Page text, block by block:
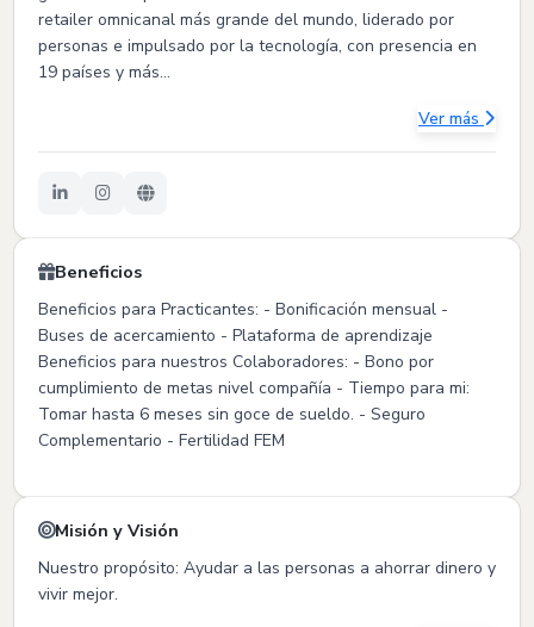
retailer omnicanal más grande del mundo, liderado por
personas e impulsado por la tecnología, con presencia en
19 países y más...
Ver más
Beneficios
Beneficios para Practicantes: - Bonificación mensual -
Buses de acercamiento - Plataforma de aprendizaje
Beneficios para nuestros Colaboradores: - Bono por
cumplimiento de metas nivel compañía - Tiempo para mi:
Tomar hasta 6 meses sin goce de sueldo. - Seguro
Complementario - Fertilidad FEM
Misión y Visión
Nuestro propósito: Ayudar a las personas a ahorrar dinero y
vivir mejor.